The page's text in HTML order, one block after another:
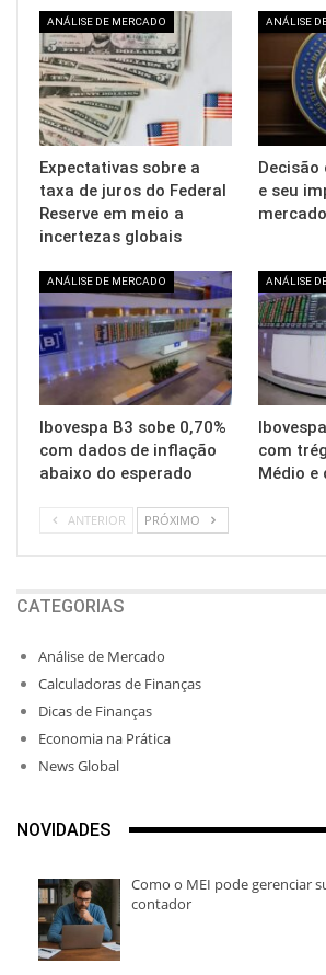
ANÁLISE DE MERCADO
Expectativas sobre a
taxa de juros do Federal
Reserve em meio a
incertezas globais
ANÁLISE
Decisão
e seu
ANÁLISE DE MERCADO
Ibovespa B3 sobe 0,70%
com dados de inflação
abaixo do esperado
ANÁLISE
com
Médio e
ANTERIOR PRÓXIMO
CATEGORIAS
Análise de Mercado
Calculadoras de Finanças
Dicas de Finanças
Economia na Prática
News Global
NOVIDADES
Como o MEI pode gerenciar
contador